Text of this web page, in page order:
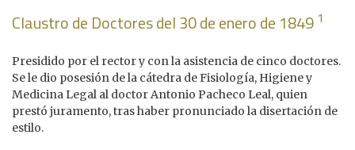
Claustro de Doctores del 30 de enero de 1849 1
Presidido por el rector y con la asistencia de cinco doctores.
Se le dio posesión de la cátedra de Fisiología, Higiene y
Medicina Legal al doctor Antonio Pacheco Leal, quien
prestó juramento, tras haber pronunciado la disertación de
estilo.